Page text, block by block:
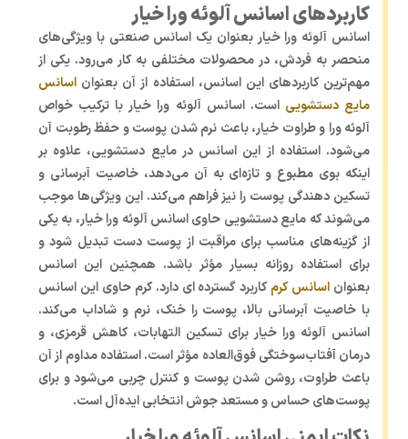
کاربردهای اسانس آلوئه ورا خیار
اسانس آلوئه ورا خیار بعنوان یک اسانس صنعتی با ویژگی‌های
منحصر به فردش، در محصولات مختلفی به کار می‌رود. یکی از
مهم‌ترین کاربردهای این اسانس، استفاده از آن بعنوان اسانس
مایع دستشویی است. اسانس آلوئه ورا خیار با ترکیب خواص
آلوئه ورا و طراوت خیار، باعث نرم شدن پوست و حفظ رطوبت آن
می‌شود. استفاده از این اسانس در مایع دستشویی، علاوه بر
اینکه بوی مطبوع و تازه‌ای به آن می‌دهد، خاصیت آبرسانی و
تسکین دهندگی پوست را نیز فراهم می‌کند. این ویژگی‌ها موجب
می‌شوند که مایع دستشویی حاوی اسانس آلوئه ورا خیار، به یکی
از گزینه‌های مناسب برای مراقبت از پوست دست تبدیل شود و
برای استفاده روزانه بسیار مؤثر باشد. همچنین این اسانس
بعنوان اسانس کرمکاربرد گسترده ای دارد. کرم حاوی این اسانس
با خاصیت آبرسانی بالا، پوست را خنک، نرم و شاداب می‌کند.
اسانس آلوئه ورا خیار برای تسکین التهابات، کاهش قرمزی، و
درمان آفتاب‌سوختگی فوق‌العاده مؤثر است. استفاده مداوم از آن
باعث طراوت، روشن شدن پوست و کنترل چربی می‌شود و برای
پوست‌های حساس و مستعد جوش انتخابی ایده‌آل است.